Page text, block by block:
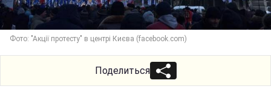
Фото: "Акції протесту" в центрі Києва (facebook.com)
Поделиться